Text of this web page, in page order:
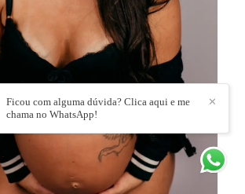
✕
Ficou com alguma dúvida? Clica aqui e me
chama no WhatsApp!